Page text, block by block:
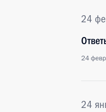
24
24
24